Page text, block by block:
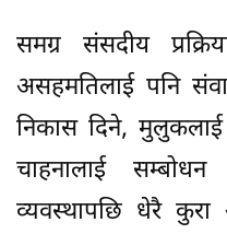
समग्र संसदीय
असहमतिलाई पनि
निकास दिने,
चाहनालाई
व्यवस्थापछि धेरै